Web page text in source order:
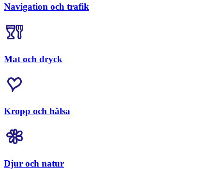
Navigation och trafik
Mat och dryck
Kropp och hälsa
Djur och natur